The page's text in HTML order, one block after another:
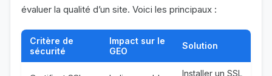
évaluer la qualité d’un site. Voici les principaux :
Critère de
sécurité
Impact sur le
GEO
Solution
Installer un SSL